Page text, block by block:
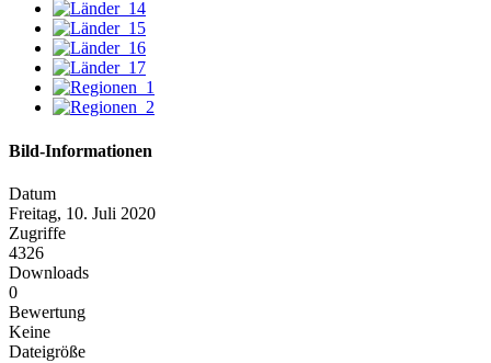
Bild-Informationen
Datum
Freitag, 10. Juli 2020
Zugriffe
4326
Downloads
0
Bewertung
Keine
Dateigröße